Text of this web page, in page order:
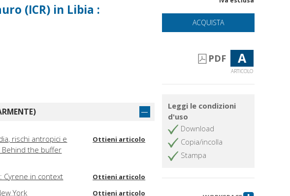
(ICR) in Libia :
rischi antropici e
Behind the buffer
Ottieni articolo
Cyrene in context Ottieni articolo
York Ottieni articolo
ACQUISTA
PDF A
ARTICOLO
Leggi le condizioni
d'uso
Download
Copia/incolla
Stampa